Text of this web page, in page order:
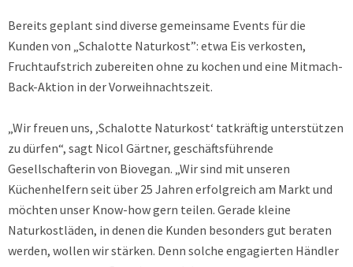
Bereits geplant sind diverse gemeinsame Events für die
Kunden von „Schalotte Naturkost”: etwa Eis verkosten,
Fruchtaufstrich zubereiten ohne zu kochen und eine Mitmach-
Back-Aktion in der Vorweihnachtszeit.
„Wir freuen uns, ‚Schalotte Naturkost‘ tatkräftig unterstützen
zu dürfen“, sagt Nicol Gärtner, geschäftsführende
Gesellschafterin von Biovegan. „Wir sind mit unseren
Küchenhelfern seit über 25 Jahren erfolgreich am Markt und
möchten unser Know-how gern teilen. Gerade kleine
Naturkostläden, in denen die Kunden besonders gut beraten
werden, wollen wir stärken. Denn solche engagierten Händler